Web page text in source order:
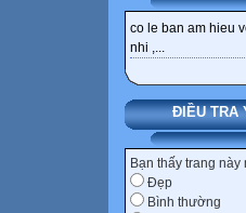
co le ban am hieu
nhi ,...
ĐIỀU TRA
Bạn thấy trang
Đẹp
Bình thường